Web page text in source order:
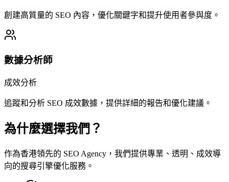
創建高質量的 SEO 內容，優化關鍵字和提升使用者參與度。
數據分析師
成效分析
追蹤和分析 SEO 成效數據，提供詳細的報告和優化建議。
為什麼選擇我們？
作為香港領先的 SEO Agency，我們提供專業、透明、成效導
向的搜尋引擎優化服務。